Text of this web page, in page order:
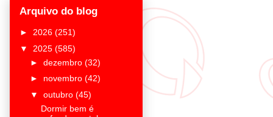
Arquivo do blog
► 2026 (251)
▼ 2025 (585)
► dezembro (32)
► novembro (42)
▼ outubro (45)
Dormir bem é